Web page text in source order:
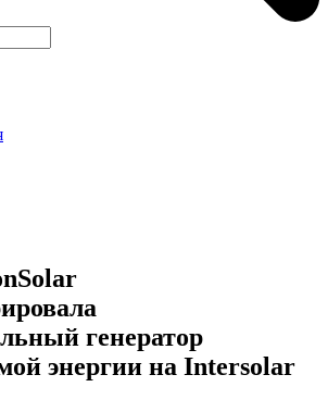
генератор
энергии на Intersolar